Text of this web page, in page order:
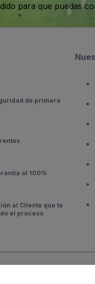
para que puedas
de primera
al 100%
al Cliente que te
el proceso